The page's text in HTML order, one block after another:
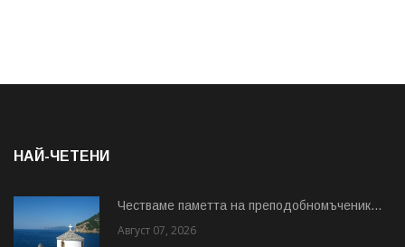
НАЙ-ЧЕТЕНИ
Честваме паметта на преподобномъченик...
Август 07, 2026